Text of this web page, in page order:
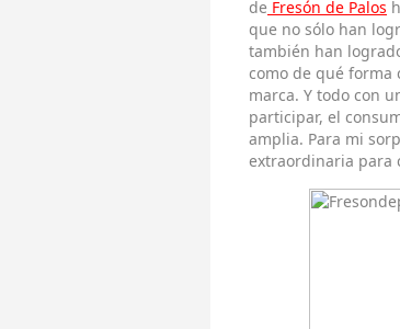
de Fresón de Palos
que no sólo han
también han
como de qué forma
marca. Y todo con
participar, el
amplia. Para mi
extraordinaria para